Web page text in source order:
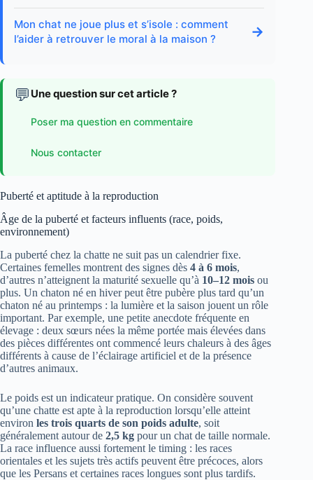
Mon chat ne joue plus et s’isole : comment
l’aider à retrouver le moral à la maison ?
→
💬 Une question sur cet article ?
Poser ma question en commentaire
Nous contacter
Puberté et aptitude à la reproduction
Âge de la puberté et facteurs influents (race, poids,
environnement)
La puberté chez la chatte ne suit pas un calendrier fixe.
Certaines femelles montrent des signes dès 4 à 6 mois,
d’autres n’atteignent la maturité sexuelle qu’à 10–12 mois ou
plus. Un chaton né en hiver peut être pubère plus tard qu’un
chaton né au printemps : la lumière et la saison jouent un rôle
important. Par exemple, une petite anecdote fréquente en
élevage : deux sœurs nées la même portée mais élevées dans
des pièces différentes ont commencé leurs chaleurs à des âges
différents à cause de l’éclairage artificiel et de la présence
d’autres animaux.
Le poids est un indicateur pratique. On considère souvent
qu’une chatte est apte à la reproduction lorsqu’elle atteint
environ les trois quarts de son poids adulte, soit
généralement autour de 2,5 kg pour un chat de taille normale.
La race influence aussi fortement le timing : les races
orientales et les sujets très actifs peuvent être précoces, alors
que les Persans et certaines races longues sont plus tardifs.